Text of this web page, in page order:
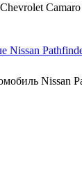
Nissan
Nissan